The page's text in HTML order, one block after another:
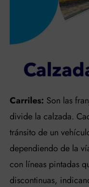
Carriles: Son las
divide la calzada.
tránsito de un
dependiendo de la
con líneas pintadas
discontinuas,